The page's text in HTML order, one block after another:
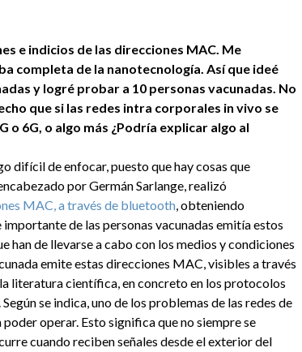
e indicios de las direcciones MAC. Me
completa de la nanotecnología. Así que ideé
y logré probar a 10 personas vacunadas. No
que si las redes intra corporales in vivo se
o 6G, o algo más ¿Podría explicar algo al
difícil de enfocar, puesto que hay cosas que
por Germán Sarlange, realizó
MAC, a través de bluetooth, obteniendo
de las personas vacunadas emitía estos
han de llevarse a cabo con los medios y condiciones
emite estas direcciones MAC, visibles a través
literatura científica, en concreto en los protocolos
Según se indica, uno de los problemas de las redes de
operar. Esto significa que no siempre se
cuando reciben señales desde el exterior del